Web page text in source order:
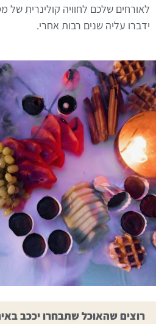
לאורחים שלכם לחוויה קולינרית
ידברו עליה שנים רבות אחרי.
רוצים שהאוכל שתבחרו יככב